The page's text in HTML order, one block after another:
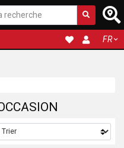
FR